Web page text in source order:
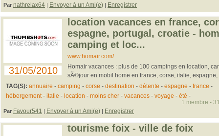
Par nathrelax64 | Envoyer à un Ami(e) | Enregistrer
31/05/2010
location vacances en france,
espagne, portugal, croatie -
camping et loc...
www.homair.com/
Homair vacances : plus de 100 campings en location,
sÃ©jour en mobil home en france, corse, italie, espagne,
TAG(S): annuaire - camping - corse - destination - détente - espagne - france -
hébergement - italie - location - moins cher - vacances - voyage - été -
Par Favour541 | Envoyer à un Ami(e) | Enregistrer
1 membre -
tourisme foix - ville de foix